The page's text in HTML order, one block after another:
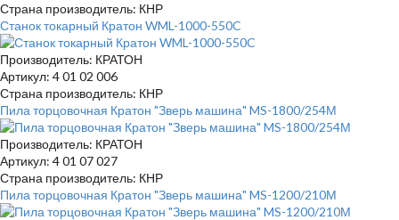
Страна производитель: КНР
Станок токарный Кратон WML-1000-550C
Производитель: КРАТОН
Артикул: 4 01 02 006
Страна производитель: КНР
Пила торцовочная Кратон "Зверь машина" MS-1800/254М
Производитель: КРАТОН
Артикул: 4 01 07 027
Страна производитель: КНР
Пила торцовочная Кратон "Зверь машина" MS-1200/210М